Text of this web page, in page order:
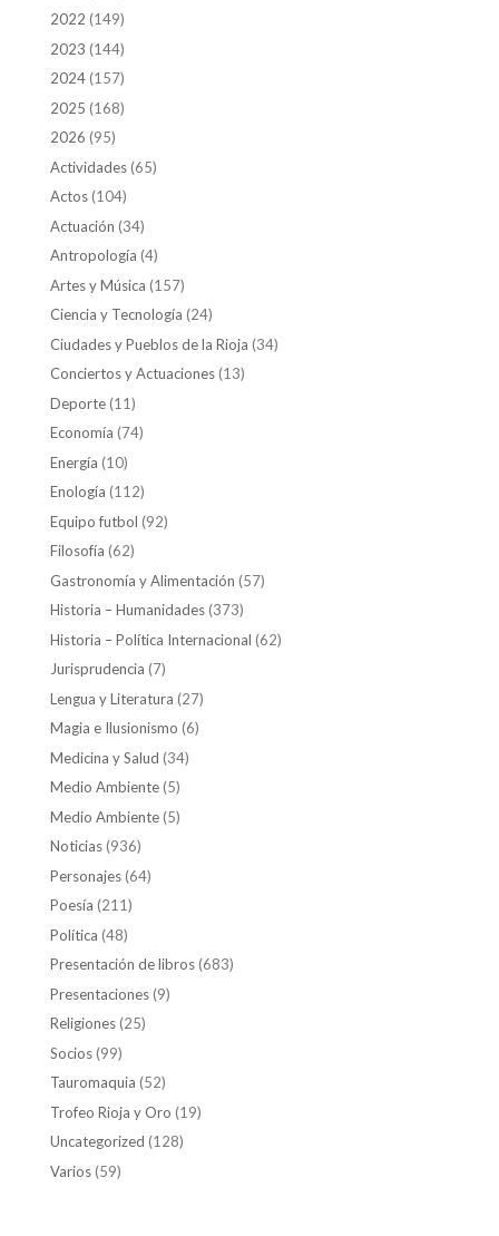
2022 (149)
2023 (144)
2024(157)
2025 (168)
2026 (95)
Actividades(65)
Actos(104)
Actuación (34)
Antropología (4)
Artes y Música (157)
Ciencia y Tecnología (24)
Ciudades y Pueblos de la Rioja (34)
Conciertos y Actuaciones(13)
Deporte(11)
Economía (74)
Energía (10)
Enología (112)
Equipo futbol (92)
Filosofía (62)
Gastronomía y Alimentación (57)
Historia – Humanidades(373)
Historia – Política Internacional (62)
Jurisprudencia (7)
Lengua y Literatura (27)
Magia e Ilusionismo (6)
Medicina y Salud (34)
Medio Ambiente(5)
Medio Ambiente(5)
Noticias(936)
Personajes(64)
Poesía (211)
Política (48)
Presentación de libros(683)
Presentaciones(9)
Religiones(25)
Socios(99)
Tauromaquia (52)
Trofeo Rioja y Oro (19)
Uncategorized (128)
Varios(59)